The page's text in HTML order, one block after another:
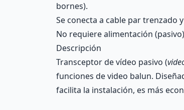
bornes).
Se conecta a cable par trenzado
No requiere alimentación
Descripción
Transceptor de vídeo pasivo (
funciones de video balun.
facilita la instalación, es más